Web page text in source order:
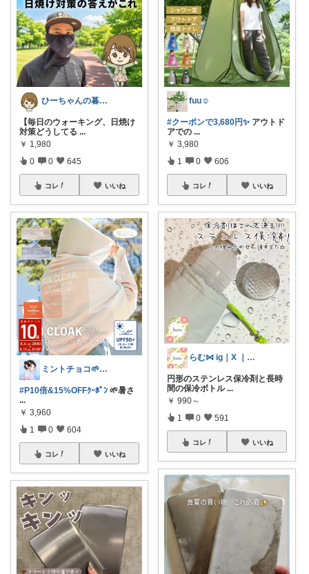
ひーちゃんの暮らしと服ROOM🌷
【毎日のウォーキング、日焼け
対策どうしてる ...
￥ 1,980
0 0 645
コレ いいね
ミントチョコ🌱いつもありがとう
#P10倍&15%OFFｸｰﾎﾟﾝ 🌱暑さ
...
￥ 3,960
1 0 604
コレ いいね
fuu☺︎
#クーポンで3,680円✨ アウトド
アでの ...
￥ 3,980
1 0 606
コレ いいね
らむ⋈ ig｜X ｜🍋｜ameblo
円形のステンレス保冷剤と長時
間の保冷ボトル ...
￥ 990～
1 0 591
コレ いいね